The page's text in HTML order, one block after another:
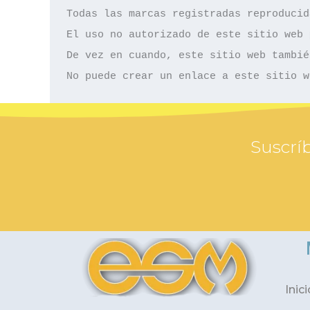
Todas las marcas registradas
El uso no autorizado de este sitio
De vez en cuando, este sitio web
No puede crear un enlace a este sitio